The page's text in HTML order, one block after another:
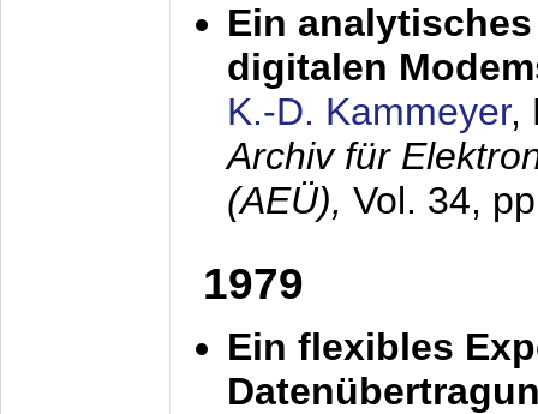
Ein
digitalen
K.-D. Kammeyer,
Archiv für
(AEÜ), Vol. 34,
1979
Ein flexibles